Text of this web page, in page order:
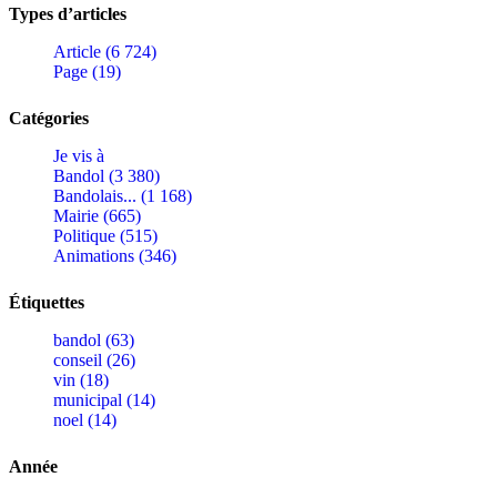
Types d’articles
Article (6 724)
Page (19)
Catégories
Je vis à
Bandol (3 380)
Bandolais... (1 168)
Mairie (665)
Politique (515)
Animations (346)
Étiquettes
bandol (63)
conseil (26)
vin (18)
municipal (14)
noel (14)
Année